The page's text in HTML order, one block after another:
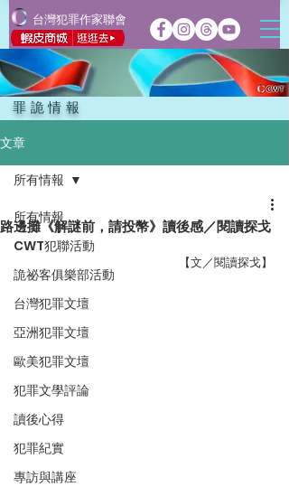
台灣犯罪作家聯會
罪詭情報
文章
所有情報
CWT犯聯活動
詭祕客俱樂部活動
台灣犯罪文壇
亞洲犯罪文壇
歐美犯罪文壇
犯罪文學評論
讀後心得
犯罪紀實
專訪與講座
所有情報
路邊攤《解謎前，請投幣》讀後感／閱讀探戈
【文／閱讀探戈】